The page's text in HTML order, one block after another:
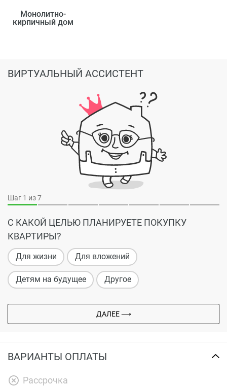
Монолитно-
кирпичный дом
Шаг 1 из 7
С КАКОЙ ЦЕЛЬЮ ПЛАНИРУЕТЕ ПОКУПКУ
КВАРТИРЫ?
Для жизни Для вложений
Детям на будущее Другое
ДАЛЕЕ ⟶
ВИРТУАЛЬНЫЙ АССИСТЕНТ
ВАРИАНТЫ ОПЛАТЫ
Рассрочка